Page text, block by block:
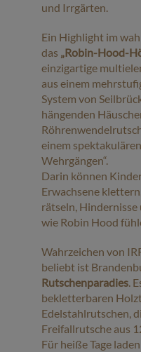
und Irrgärten.
Ein Highlight im
das „Robin-Hood-
einzigartige
aus einem
System von
hängenden
einem
Wehrgängen“.
Darin können
Erwachsene
rätseln,
wie Robin Hood
Wahrzeichen von
beliebt ist
Rutschenparadies.
bekletterbaren
Edelstahlrutschen,
Freifallrutsche aus
Für heiße Tage